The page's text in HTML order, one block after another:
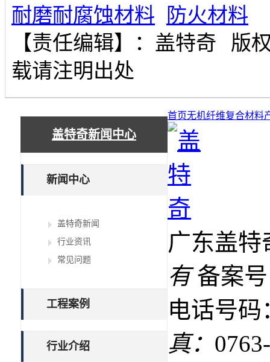
耐磨耐腐蚀材料
防火材料
【责任编辑】： 盖特奇
版
载请注明出处
盖特奇新闻中心
新闻中心
盖特奇新闻
行业资讯
常见问题
工程案例
行业介绍
首页无机纤维复合材料
广东盖
有备案
电话号
真：